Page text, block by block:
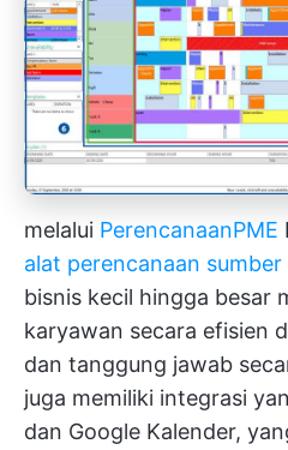
melalui PerencanaanPME
alat perencanaan sumber
bisnis kecil hingga besar
karyawan secara efisien
dan tanggung jawab
juga memiliki integrasi
dan Google Kalender,